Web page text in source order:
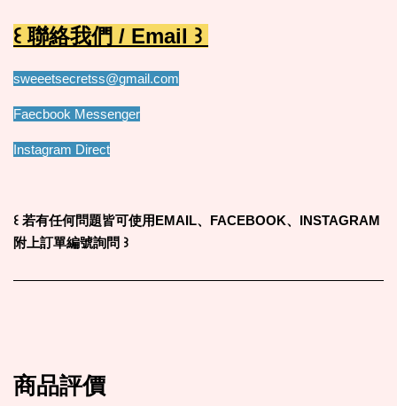
꒰ 聯絡我們 / Email ꒱
sweeetsecretss@gmail.com
Faecbook Messenger
Instagram Direct
꒰ 若有任何問題皆可使用EMAIL、FACEBOOK、INSTAGRAM
附上訂單編號詢問 ꒱
商品評價